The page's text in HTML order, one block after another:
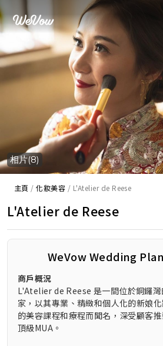
相片(8)
主頁 /化妝美容 / L'Atelier de Reese
L'Atelier de Reese
WeVow Wedding
商戶概況
L'Atelier de Reese 是一間位於銅鑼
家，以其專業、精緻和個人化的新娘
的美容課程和療程而聞名，深受顧客
頂級MUA。